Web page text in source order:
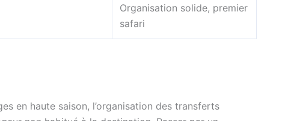
Organisation solide, premier
safari
en haute saison, l’organisation des transferts